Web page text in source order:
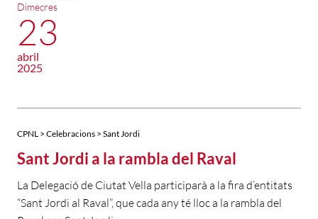
Dimecres
23
abril
2025
CPNL > Celebracions > Sant Jordi
Sant Jordi a la rambla del Raval
La Delegació de Ciutat Vella participarà a la fira d’entitats
“Sant Jordi al Raval”, que cada any té lloc a la rambla del